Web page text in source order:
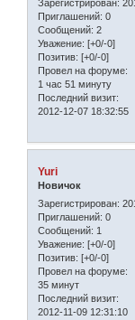
Зарегистрирован:
Приглашений: 0
Сообщений: 2
Уважение: [+0/-0]
Позитив: [+0/-0]
Провел на форуме:
1 час 51 минуту
Последний визит:
2012-12-07 18:32:55
Yuri
Новичок
Зарегистрирован:
Приглашений: 0
Сообщений: 1
Уважение: [+0/-0]
Позитив: [+0/-0]
Провел на форуме:
35 минут
Последний визит:
2012-11-09 12:31:10